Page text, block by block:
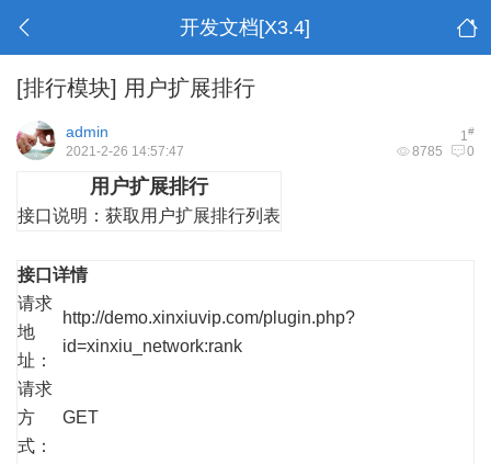
开发文档[X3.4]
[排行模块] 用户扩展排行
1#
admin
8785 0
2021-2-26 14:57:47
用户扩展排行
接口说明： 获取用户扩展排行列表
接口详情
请求
地
址：
http://demo.xinxiuvip.com/plugin.php?
id=xinxiu_network:rank
请求
方
式：
GET